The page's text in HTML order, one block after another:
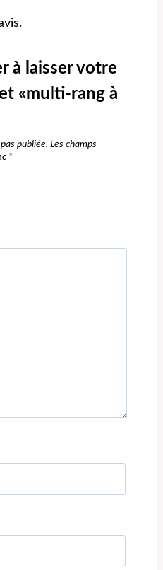
à laisser votre
«multi-rang à
publiée. Les champs
*